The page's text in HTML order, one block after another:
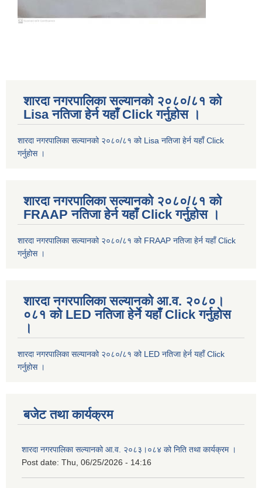
शारदा नगरपालिका सल्यानको २०८०/८१ को
Lisa नतिजा हेर्न यहाँ Click गर्नुहोस ।
शारदा नगरपालिका सल्यानको २०८०/८१ को Lisa नतिजा हेर्न यहाँ Click
गर्नुहोस ।
शारदा नगरपालिका सल्यानको २०८०/८१ को
FRAAP नतिजा हेर्न यहाँ Click गर्नुहोस ।
शारदा नगरपालिका सल्यानको २०८०/८१ को FRAAP नतिजा हेर्न यहाँ Click
गर्नुहोस ।
शारदा नगरपालिका सल्यानको आ.व. २०८०।
०८१ को LED नतिजा हेर्ने यहाँ Click गर्नुहोस
।
शारदा नगरपालिका सल्यानको २०८०/८१ को LED नतिजा हेर्न यहाँ Click
गर्नुहोस ।
बजेट तथा कार्यक्रम
शारदा नगरपालिका सल्यानको आ.व. २०८३।०८४ को निति तथा कार्यक्रम ।
Post date: Thu, 06/25/2026 - 14:16